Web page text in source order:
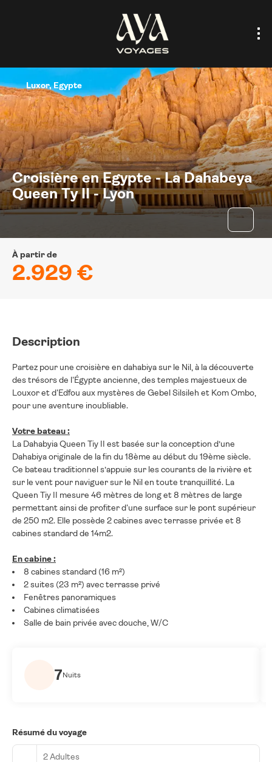
Croisière en Egypte - La Dahabeya
Queen Ty II - Lyon
Luxor, Egypte
À partir de
2.929 €
Description
Partez pour une croisière en dahabiya sur le Nil, à la découverte
des trésors de l'Égypte ancienne, des temples majestueux de
Louxor et d'Edfou aux mystères de Gebel Silsileh et Kom Ombo,
pour une aventure inoubliable.
Votre bateau :
La Dahabyia Queen Tiy II est basée sur la conception d’une
Dahabiya originale de la fin du 18ème au début du 19ème siècle.
Ce bateau traditionnel s’appuie sur les courants de la rivière et
sur le vent pour naviguer sur le Nil en toute tranquillité. La
Queen Tiy II mesure 46 mètres de long et 8 mètres de large
permettant ainsi de profiter d'une surface sur le pont supérieur
de 250 m2. Elle possède 2 cabines avec terrasse privée et 8
cabines standard de 14m2.
En cabine :
8 cabines standard (16 m²)
2 suites (23 m²) avec terrasse privé
Fenêtres panoramiques
Cabines climatisées
Salle de bain privée avec douche, W/C
7Nuits
Résumé du voyage
2 Adultes